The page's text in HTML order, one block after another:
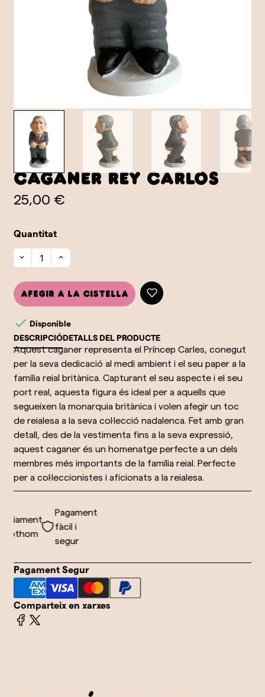
Caganer Rey Carlos
25,00 €
Quantitat
Afegir a la cistella
 Disponible
DESCRIPCIÓDETALLS DEL PRODUCTE
Aquest caganer representa el Príncep Carles, conegut
per la seva dedicació al medi ambient i el seu paper a la
família reial britànica. Capturant el seu aspecte i el seu
port real, aquesta figura és ideal per a aquells que
segueixen la monarquia britànica i volen afegir un toc
de reialesa a la seva col·lecció nadalenca. Fet amb gran
detall, des de la vestimenta fins a la seva expressió,
aquest caganer és un homenatge perfecte a un dels
membres més importants de la família reial. Perfecte
per a col·leccionistes i aficionats a la reialesa.
Pagament
fàcil i
segur
Pagament Segur
Comparteix en xarxes